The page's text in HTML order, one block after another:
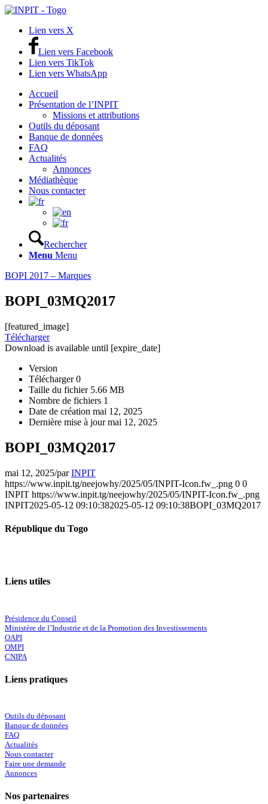
Lien vers X
Lien vers Facebook
Lien vers TikTok
Lien vers WhatsApp
Accueil
Présentation de l’INPIT
Missions et attributions
Outils du déposant
Banque de données
FAQ
Actualités
Annonces
Médiathèque
Nous contacter
Rechercher
Menu Menu
BOPI 2017 – Marques
BOPI_03MQ2017
[featured_image]
Télécharger
Download is available until [expire_date]
Version
Télécharger0
Taille du fichier 5.66 MB
Nombre de fichiers 1
Date de création mai 12, 2025
Dernière mise à jourmai 12, 2025
BOPI_03MQ2017
mai 12, 2025/parINPIT
https://www.inpit.tg/neejowhy/2025/05/INPIT-Icon.fw_.png 0 0
INPIT https://www.inpit.tg/neejowhy/2025/05/INPIT-Icon.fw_.png
INPIT2025-05-12 09:10:382025-05-12 09:10:38BOPI_03MQ2017
République du Togo
Liens utiles
Présidence du Conseil
Ministère de l’Industrie et de la Promotion des Investissements
OAPI
OMPI
CNIPA
Liens pratiques
Outils du déposant
Banque de données
FAQ
Actualités
Nous contacter
Faire une demande
Annonces
Nos partenaires